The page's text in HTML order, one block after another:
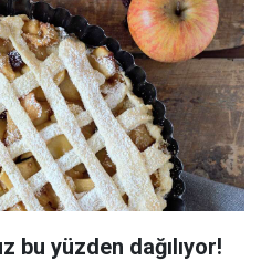
bu yüzden dağılıyor!